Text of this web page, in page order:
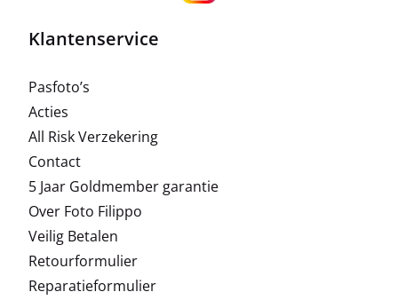
Klantenservice
Pasfoto’s
Acties
All Risk Verzekering
Contact
5 Jaar Goldmember garantie
Over Foto Filippo
Veilig Betalen
Retourformulier
Reparatieformulier